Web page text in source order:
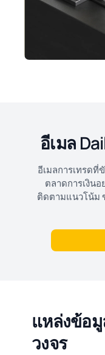
อีเมล
อีเมลการเทรด
ตลาดการเงิน
ติดตามแนวโน้ม
แหล่งข้อ
วงจร